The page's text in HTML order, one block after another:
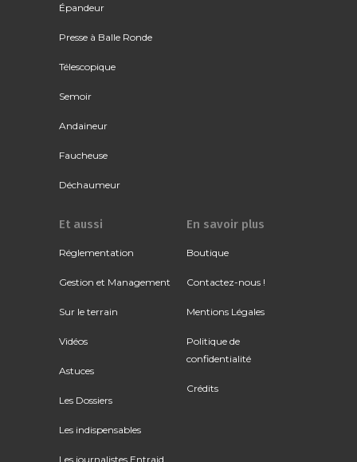
Épandeur
Presse à Balle Ronde
Télescopique
Semoir
Andaineur
Faucheuse
Déchaumeur
Et aussi
Réglementation
Gestion et Management
Sur le terrain
Vidéos
Astuces
Les Dossiers
Les indispensables
Les journalistes Entraid
En savoir plus
Boutique
Contactez-nous !
Mentions Légales
Politique de
confidentialité
Crédits